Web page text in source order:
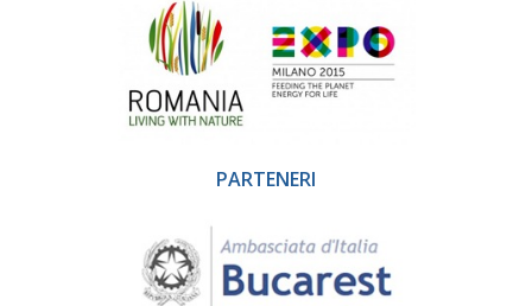
PARTENERI